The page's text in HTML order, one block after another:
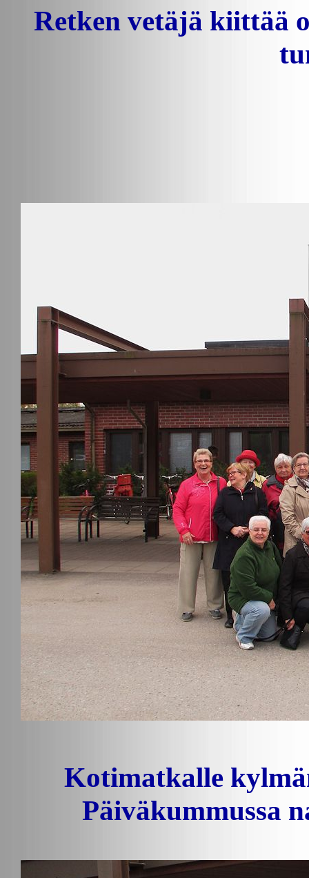
Retken vetäjä kiittää
Kotimatkalle
Päiväkummussa